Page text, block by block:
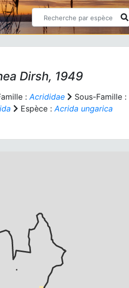
Dirsh, 1949
:Acrididae
Sous-Famille :
Espèce :Acrida ungarica